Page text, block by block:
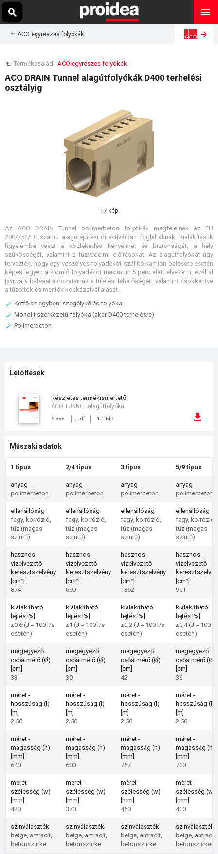
ACO egyrészes folyókák
Termékcsalád: ACO egyrészes folyókák
ACO DRAIN Tunnel alagútfolyókák D400 terhelési
osztályig
17 kép
Az ACO DRAIN Tunnel polimerbeton folyókák megfelelnek az EU
2004/54/EC számú alagútépítési direktíváiban foglaltaknak. Kialakításuk
figyelembe veszi a közlekedés kényelmét és biztonságát, a hely
szűkösségét, valamint a tűzvédelmi előírásokat. Az alagútfolyókát úgy
tervezték, hogy egy veszélyes folyadékot szállító kamion balesete esetén
képes legyen a kiömlő folyadékot maximum 5 perc alatt elvezetni, ezáltal
javítva a baleset áldozatainak a túlélési lehetőségeit, valamint csökkentve
a tűzoltók és mentők kockázatvállalását.
Kettő az egyben: szegélykő és folyóka
Monolit szerkezetű folyóka (akár D400 terhelésre)
Polimerbeton
Letöltések
részletes termékismertető
6 éve pdf 1.1 MB
ACO TUNNEL alagútfolyóka
Műszaki adatok
1 típus 2/4 típus 3 típus 5/9 típus
anyag
polimerbeton
anyag
polimerbeton
anyag
polimerbeton
anyag
polimerbeton
ellenállóság
fagy, korrózió,
tűz (magas
szintű)
ellenállóság
fagy, korrózió,
tűz (magas
szintű)
ellenállóság
fagy, korrózió,
tűz (magas
szintű)
ellenállóság
fagy, korrózió,
tűz (magas
szintű)
hasznos
vízelvezető
keresztszelvény
[cm²]
874
hasznos
vízelvezető
keresztszelvény
[cm²]
690
hasznos
vízelvezető
keresztszelvény
[cm²]
1362
hasznos
vízelvezető
[cm²]
991
kialakítható
lejtés [%]
≥0,6 (J = 100 l/s
esetén)
kialakítható
lejtés [%]
≥1 (J = 100 l/s
esetén)
kialakítható
lejtés [%]
≥0,2 (J = 100 l/s
esetén)
kialakítható
lejtés [%]
≥0,4 (J = 100 l/
esetén)
megegyező
csőátmérő (Ø)
[cm]
33
megegyező
csőátmérő (Ø)
[cm]
30
megegyező
csőátmérő (Ø)
[cm]
42
megegyező
csőátmérő (Ø)
[cm]
36
méret -
hosszúság (l)
[m]
2,50
méret -
hosszúság (l)
[m]
2,50
méret -
hosszúság (l)
[m]
2,50
méret -
hosszúság (l)
[m]
2,50
méret -
magasság (h)
[mm]
640
méret -
magasság (h)
[mm]
600
méret -
magasság (h)
[mm]
767
méret -
magasság (h)
[mm]
700
méret -
szélesség (w)
[mm]
420
méret -
szélesség (w)
[mm]
370
méret -
szélesség (w)
[mm]
450
méret -
szélesség (w)
[mm]
400
színválaszték
beige, antracit,
betonszürke
színválaszték
beige, antracit,
betonszürke
színválaszték
beige, antracit,
betonszürke
színválaszték
beige, antracit,
betonszürke